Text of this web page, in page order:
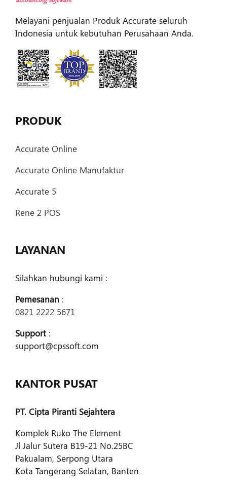
Melayani penjualan Produk Accurate seluruh
Indonesia untuk kebutuhan Perusahaan Anda.
PRODUK
Accurate Online
Accurate Online Manufaktur
Accurate 5
Rene 2 POS
LAYANAN
Silahkan hubungi kami :
Pemesanan:
0821 2222 5671
Support:
support@cpssoft.com
KANTOR PUSAT
PT. Cipta Piranti Sejahtera
Komplek Ruko The Element
Jl Jalur Sutera B19-21 No.25BC
Pakualam, Serpong Utara
Kota Tangerang Selatan, Banten